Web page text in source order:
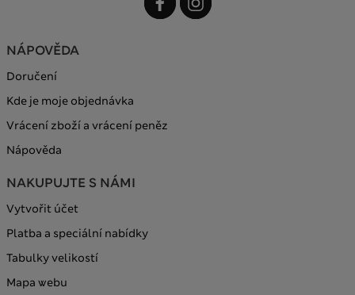
NÁPOVĚDA
Doručení
Kde je moje objednávka
Vrácení zboží a vrácení peněz
Nápověda
NAKUPUJTE S NÁMI
Vytvořit účet
Platba a speciální nabídky
Tabulky velikostí
Mapa webu